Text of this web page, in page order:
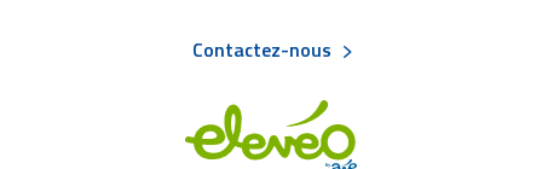
Contactez-nous